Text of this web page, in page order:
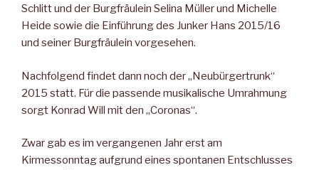
Schlitt und der Burgfräulein Selina Müller und Michelle
Heide sowie die Einführung des Junker Hans 2015/16
und seiner Burgfräulein vorgesehen.
Nachfolgend findet dann noch der „Neubürgertrunk“
2015 statt. Für die passende musikalische Umrahmung
sorgt Konrad Will mit den „Coronas“.
Zwar gab es im vergangenen Jahr erst am
Kirmessonntag aufgrund eines spontanen Entschlusses